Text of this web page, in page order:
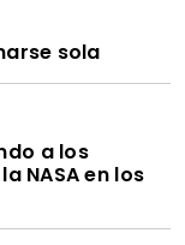
sola
a los
NASA en los